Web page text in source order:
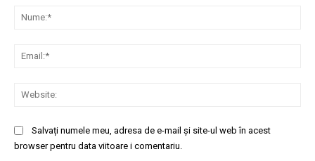
Salvați numele meu, adresa de e-mail și site-ul web în acest
browser pentru data viitoare i comentariu.